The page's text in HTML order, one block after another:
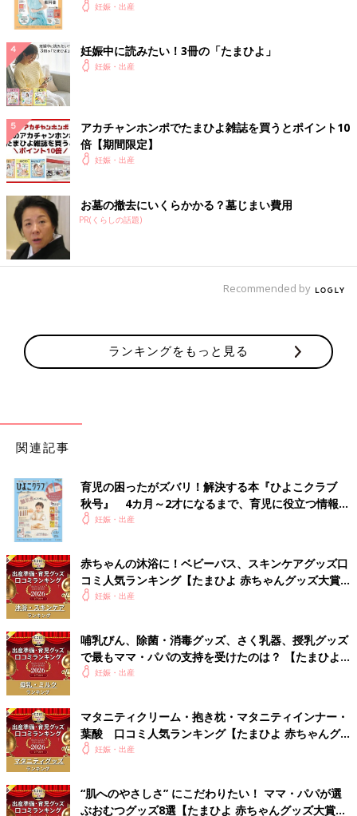
妊娠・出産
妊娠中に読みたい！3冊の「たまひよ」
妊娠・出産
アカチャンホンポでたまひよ雑誌を買うとポイント10
倍【期間限定】
妊娠・出産
お墓の撤去にいくらかかる？墓じまい費用
PR(くらしの話題)
Recommended by
ランキングをもっと見る
関連記事
育児の困ったがズバリ！解決する本『ひよこクラブ
秋号』 4カ月～2才になるまで、育児に役立つ情報が
いっぱい！
妊娠・出産
赤ちゃんの沐浴に！ベビーバス、スキンケアグッズ口
コミ人気ランキング【たまひよ 赤ちゃんグッズ大賞
2026】
妊娠・出産
哺乳びん、除菌・消毒グッズ、さく乳器、授乳グッズ
で最もママ・パパの支持を受けたのは？ 【たまひよ
赤ちゃんグッズ大賞2026】
妊娠・出産
マタニティクリーム・抱き枕・マタニティインナー・
葉酸 口コミ人気ランキング【たまひよ 赤ちゃんグ
ッズ大賞2026】
妊娠・出産
“肌へのやさしさ” にこだわりたい！ ママ・パパが選
ぶおむつグッズ8選【たまひよ 赤ちゃんグッズ大賞